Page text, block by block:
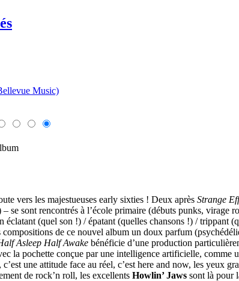
Music)
vers les majestueuses early sixties ! Deux après Strange
– se sont rencontrés à l’école primaire (débuts punks, virage
éclatant (quel son !) / épatant (quelles chansons !) / trippant
de ce nouvel album un doux parfum
Asleep Half Awake bénéficie d’une production
la pochette conçue par une intelligence artificielle, comme
une attitude face au réel, c’est here and now, les yeux
de rock’n roll, les excellents Howlin’ Jaws sont là pour